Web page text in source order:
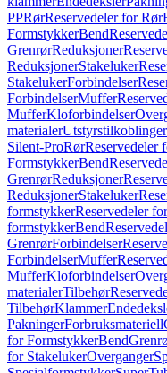
PPRørReservedeler for Rør
FormstykkerBend
GrenrørReduksjoner
ReduksjonerStakeluker
StakelukerForbindelser
ForbindelserMuffer
MufferKloforbindelser
materialerUtstyrstilkoblinger
Silent-ProRørReservedeler
FormstykkerBend
GrenrørReduksjoner
ReduksjonerStakeluker
formstykkerReservedeler
formstykkerBend
GrenrørForbindelser
ForbindelserMuffer
MufferKloforbindelser
materialerTilbehør
TilbehørKlammer
PakningerForbruksmateriell
for FormstykkerBend
for StakelukerOverganger